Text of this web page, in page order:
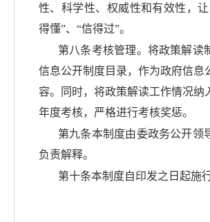
性、科学性、权威性和有效性，
得懂”、“信得过”。
第八条考核管理。将政策解读
信息公开制度目录，作为政府信息
容。同时，将政策解读工作情况纳
年度考核，严格进行考核奖惩。
第九条本制度由委政务公开领
负责解释。
第十条本制度自印发之日起施行